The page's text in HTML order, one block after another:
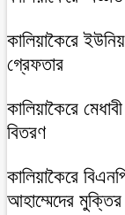
কালিয়াকৈরে
গ্রেফতার
কালিয়াকৈরে
বিতরণ
কালিয়াকৈরে
আহাম্মেদের